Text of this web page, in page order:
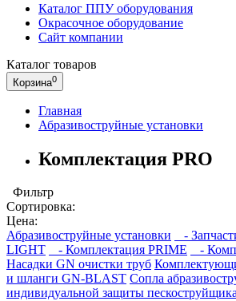
Каталог ППУ оборудования
Окрасочное оборудование
Сайт компании
Каталог товаров
Корзина0
Главная
Абразивоструйные установки
Комплектация PRO
Фильтр
Сортировка:
Цена:
Абразивоструйные установки
-
LIGHT
- Комплектация PRIME -
Насадки GN очистки труб
и шланги GN-BLAST Сопла
индивидуальной защиты